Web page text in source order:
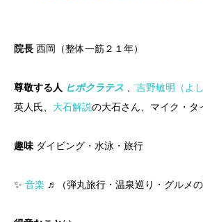
院長 西岡（整体一筋２１年）
尊敬する人 ヒポクラテス 、 吉野敏明（よ
英人氏、 大石解説の大石さん、マイク・タ
趣味ダイビング・水泳・旅行
✨ 音楽 ♬（弾丸旅行・温泉巡り・グルメの